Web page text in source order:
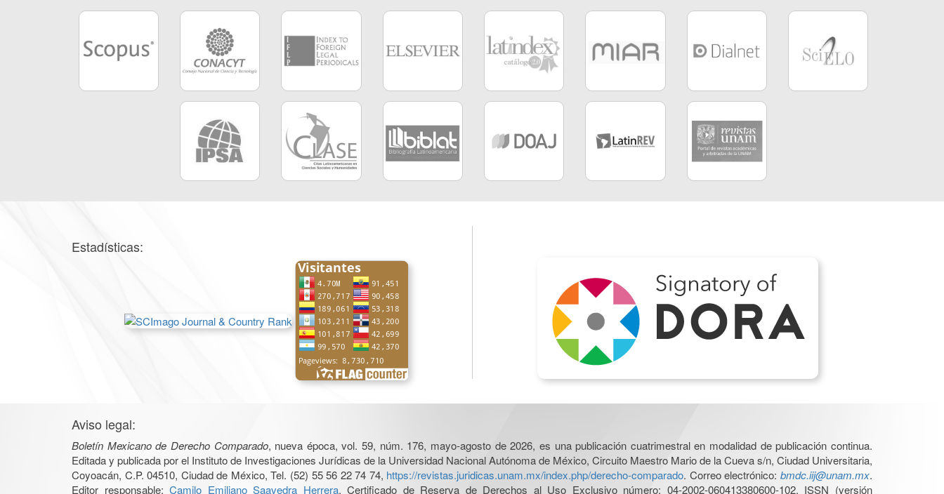
Estadísticas:
Aviso legal:
Boletín Mexicano de Derecho Comparado, nueva época, vol. 59, núm. 176, mayo-agosto de 2026, es una publicación cuatrimestral en modalidad de publicación continua.
Editada y publicada por el Instituto de Investigaciones Jurídicas de la Universidad Nacional Autónoma de México, Circuito Maestro Mario de la Cueva s/n, Ciudad Universitaria,
Coyoacán, C.P. 04510, Ciudad de México, Tel. (52) 55 56 22 74 74, https://revistas.juridicas.unam.mx/index.php/derecho-comparado. Correo electrónico: bmdc.iij@unam.mx.
Editor responsable:Camilo Emiliano Saavedra Herrera. Certificado de Reserva de Derechos al Uso Exclusivo número: 04-2002-060413380600-102, ISSN (versión